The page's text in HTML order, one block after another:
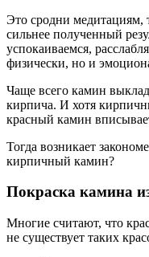
Это сродни медитациям,
сильнее полученный
успокаиваемся,
физически, но и
Чаще всего камин
кирпича. И хотя
красный камин
Тогда возникает
кирпичный камин?
Покраска камина
Многие считают, что
не существует таких